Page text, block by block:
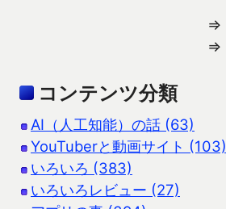
⇒
⇒
コンテンツ分類
AI（人工知能）の話 (63)
YouTuberと動画サイト (103)
いろいろ (383)
いろいろレビュー (27)